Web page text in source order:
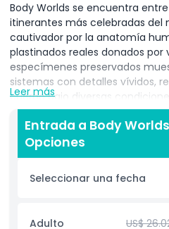
Body Worlds se encuentra
itinerantes más celebradas del
cautivador por la anatomía
plastinados reales donados por
especímenes preservados
sistemas con detalles vívidos,
cuerpo bajo diversas
Ámsterdam, "El Proyecto
intrincada entre la alegría, la
más de 200 ejemplos
efectos de la felicidad en la
vitalidad.​ Los visitantes
interactivas a lo largo de siete
ofreciendo consejos prácticos
Leer más
Entrada a Body
Opciones
Seleccionar una fecha
Adulto US$